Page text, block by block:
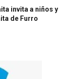
invita a niños y
de Furro